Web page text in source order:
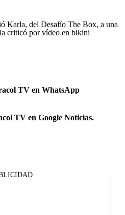
Karla, del Desafío The Box, a una
criticó por vídeo en bikini
TV en WhatsApp
TV en Google Noticias.